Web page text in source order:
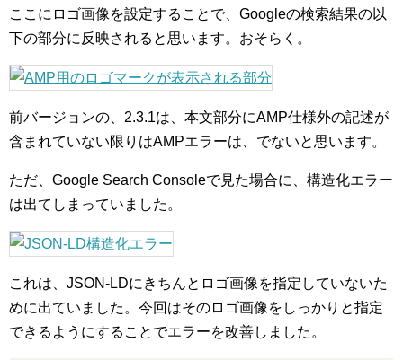
ここにロゴ画像を設定することで、Googleの検索結果の以
下の部分に反映されると思います。おそらく。
前バージョンの、2.3.1は、本文部分にAMP仕様外の記述が
含まれていない限りはAMPエラーは、でないと思います。
ただ、Google Search Consoleで見た場合に、構造化エラー
は出てしまっていました。
これは、JSON-LDにきちんとロゴ画像を指定していないた
めに出ていました。今回はそのロゴ画像をしっかりと指定
できるようにすることでエラーを改善しました。